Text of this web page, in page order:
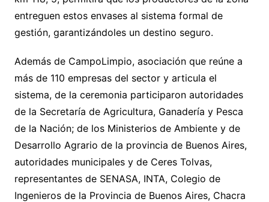
entreguen estos envases al sistema formal de
gestión, garantizándoles un destino seguro.
Además de CampoLimpio, asociación que reúne a
más de 110 empresas del sector y articula el
sistema, de la ceremonia participaron autoridades
de la Secretaría de Agricultura, Ganadería y Pesca
de la Nación; de los Ministerios de Ambiente y de
Desarrollo Agrario de la provincia de Buenos Aires,
autoridades municipales y de Ceres Tolvas,
representantes de SENASA, INTA, Colegio de
Ingenieros de la Provincia de Buenos Aires, Chacra